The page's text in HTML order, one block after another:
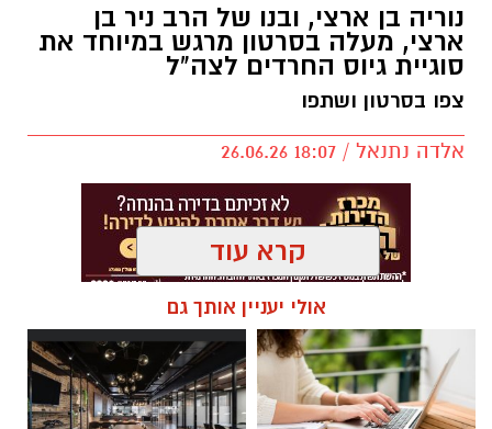
נוריה בן ארצי, ובנו של הרב ניר בן
ארצי, מעלה בסרטון מרגש במיוחד את
סוגיית גיוס החרדים לצה"ל
צפו בסרטון ושתפו
אלדה נתנאל / 18:07 26.06.26
נוריה בן ארצי
קרא עוד
אולי יעניין אותך גם